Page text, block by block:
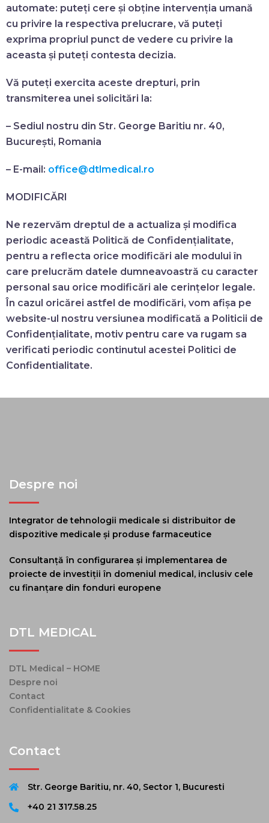
automate: puteți cere și obține intervenția umană
cu privire la respectiva prelucrare, vă puteți
exprima propriul punct de vedere cu privire la
aceasta și puteți contesta decizia.
Vă puteți exercita aceste drepturi, prin
transmiterea unei solicitări la:
– Sediul nostru din Str. George Baritiu nr. 40,
București, Romania
– E-mail: office@dtlmedical.ro
MODIFICĂRI
Ne rezervăm dreptul de a actualiza și modifica
periodic această Politică de Confidențialitate,
pentru a reflecta orice modificări ale modului în
care prelucrăm datele dumneavoastră cu caracter
personal sau orice modificări ale cerințelor legale.
În cazul oricărei astfel de modificări, vom afișa pe
website-ul nostru versiunea modificată a Politicii de
Confidențialitate, motiv pentru care va rugam sa
verificati periodic continutul acestei Politici de
Confidentialitate.
Despre noi
Integrator de tehnologii medicale si distribuitor de
dispozitive medicale și produse farmaceutice
Consultanță în configurarea și implementarea de
proiecte de investiții în domeniul medical, inclusiv cele
cu finanțare din fonduri europene
DTL MEDICAL
DTL Medical – HOME
Despre noi
Contact
Confidentialitate & Cookies
Contact
Str. George Baritiu, nr. 40, Sector 1, Bucuresti
+40 21 317.58.25